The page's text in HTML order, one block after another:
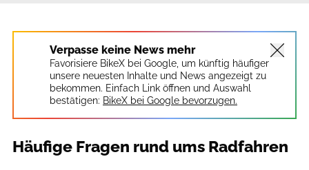
Verpasse keine News mehr
Favorisiere BikeX bei Google, um künftig häufiger
unsere neuesten Inhalte und News angezeigt zu
bekommen. Einfach Link öffnen und Auswahl
bestätigen: BikeX bei Google bevorzugen.
Häufige Fragen rund ums Radfahren